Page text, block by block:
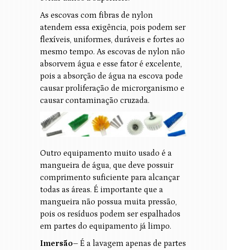
As escovas com fibras de nylon
atendem essa exigência, pois podem ser
flexíveis, uniformes, duráveis e fortes ao
mesmo tempo. As escovas de nylon não
absorvem água e esse fator é excelente,
pois a absorção de água na escova pode
causar proliferação de microrganismo e
causar contaminação cruzada.
Outro equipamento muito usado é a
mangueira de água, que deve possuir
comprimento suficiente para alcançar
todas as áreas. É importante que a
mangueira não possua muita pressão,
pois os resíduos podem ser espalhados
em partes do equipamento já limpo.
Imersão– É a lavagem apenas de partes